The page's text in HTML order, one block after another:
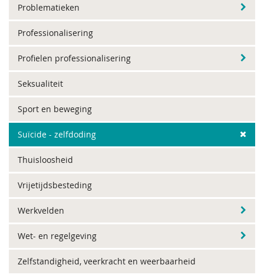
Problematieken
Professionalisering
Profielen professionalisering
Seksualiteit
Sport en beweging
Suïcide - zelfdoding
Thuisloosheid
Vrijetijdsbesteding
Werkvelden
Wet- en regelgeving
Zelfstandigheid, veerkracht en weerbaarheid